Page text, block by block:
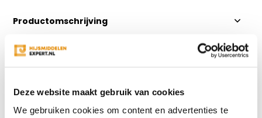
Deze website maakt gebruik van cookies
We gebruiken cookies om content en advertenties te
Productomschrijving
Specificaties
Reviews